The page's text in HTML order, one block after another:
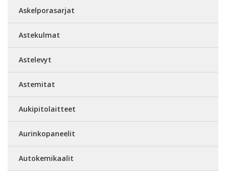
Askelporasarjat
Astekulmat
Astelevyt
Astemitat
Aukipitolaitteet
Aurinkopaneelit
Autokemikaalit